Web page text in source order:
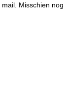
Misschien nog